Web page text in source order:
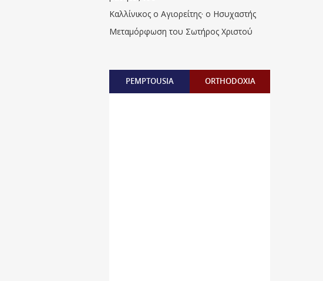
Καλλίνικος ο Αγιορείτης · ο Ησυχαστής
Μεταμόρφωση του Σωτήρος Χριστού
PEMPTOUSIA ORTHODOXIA